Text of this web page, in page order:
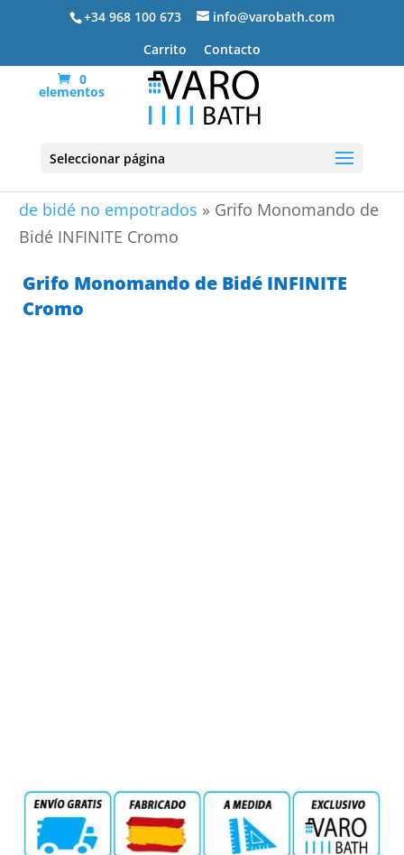
+34 968 100 673
info@varobath.com
Carrito
Contacto
0
elementos
Seleccionar página
de bidé no empotrados » Grifo Monomando de
Bidé INFINITE Cromo
Grifo Monomando de Bidé INFINITE
Cromo